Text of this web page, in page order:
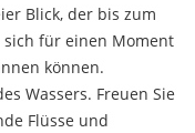
Blick, der bis zum
sich für einen Moment
können.
Wassers. Freuen Sie
Flüsse und